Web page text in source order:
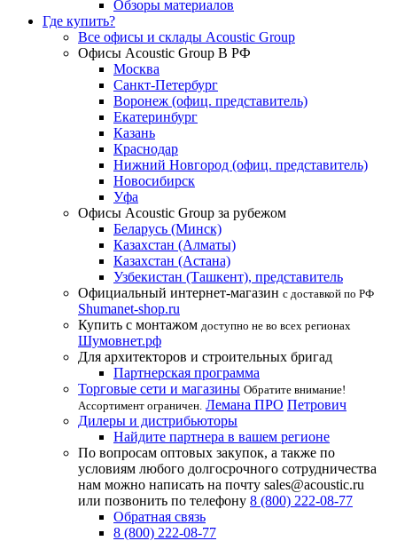
Обзоры материалов
Где купить?
Все офисы и склады Acoustic Group
Офисы Acoustic Group В РФ
Москва
Санкт-Петербург
Воронеж (офиц. представитель)
Екатеринбург
Казань
Краснодар
Нижний Новгород (офиц. представитель)
Новосибирск
Уфа
Офисы Acoustic Group за рубежом
Беларусь (Минск)
Казахстан (Алматы)
Казахстан (Астана)
Узбекистан (Ташкент), представитель
Официальный интернет-магазин с доставкой по РФ
Shumanet-shop.ru
Купить с монтажом доступно не во всех регионах
Шумовнет.рф
Для архитекторов и строительных бригад
Партнерская программа
Торговые сети и магазины Обратите внимание!
Ассортимент ограничен. Лемана ПРО Петрович
Дилеры и дистрибьюторы
Найдите партнера в вашем регионе
По вопросам оптовых закупок, а также по
условиям любого долгосрочного сотрудничества
нам можно написать на почту sales@acoustic.ru
или позвонить по телефону 8 (800) 222-08-77
Обратная связь
8 (800) 222-08-77